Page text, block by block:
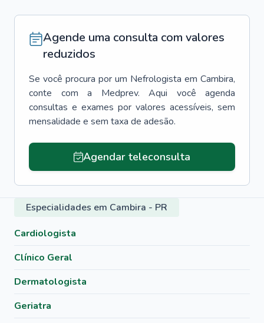
Agende uma consulta com valores
reduzidos
Se você procura por um Nefrologista em Cambira,
conte com a Medprev. Aqui você agenda
consultas e exames por valores acessíveis, sem
mensalidade e sem taxa de adesão.
Agendar teleconsulta
Especialidades em Cambira - PR
Cardiologista
Clínico Geral
Dermatologista
Geriatra